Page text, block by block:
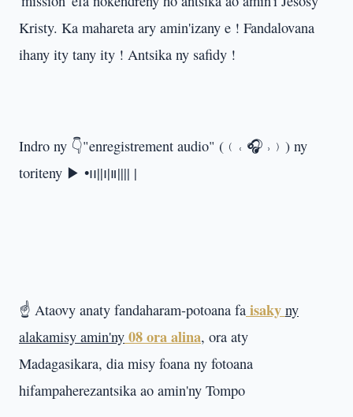
Kristy. Ka mahareta ary amin'izany e ! Fandalovana
ihany ity tany ity ! Antsika ny safidy !
Indro ny 👇"enregistrement audio" (﹙˓ ‍🎧 ˒﹚) ny
toriteny ▶︎ •၊၊||၊|။|||| |
☝️ Ataovy anaty fandaharam-potoana fa isaky ny
alakamisy amin'ny 08 ora alina, ora aty
Madagasikara, dia misy foana ny fotoana
hifampaherezantsika ao amin'ny Tompo